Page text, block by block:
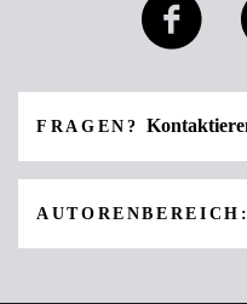
FRAGEN?